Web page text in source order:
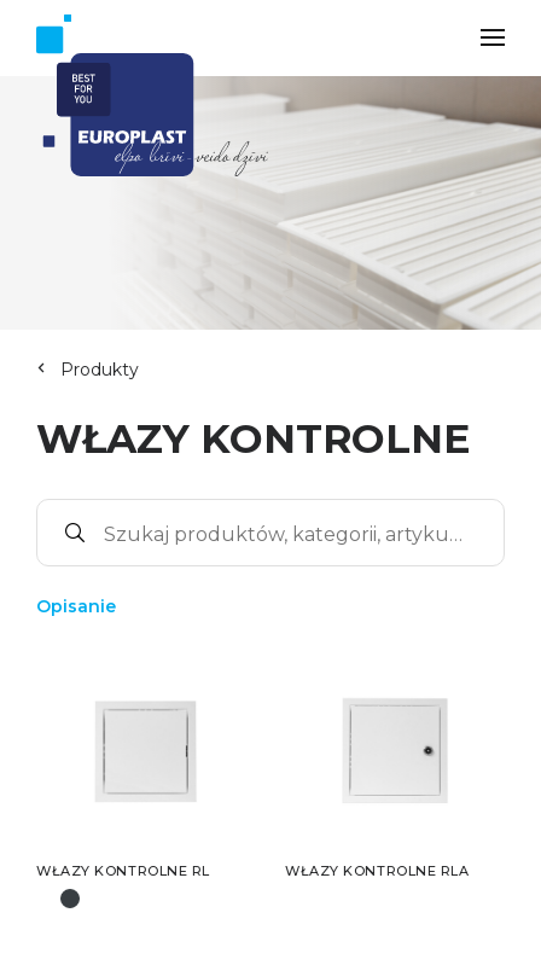
Produkty
WŁAZY KONTROLNE
Opisanie
WŁAZY KONTROLNE RL WŁAZY KONTROLNE RLA